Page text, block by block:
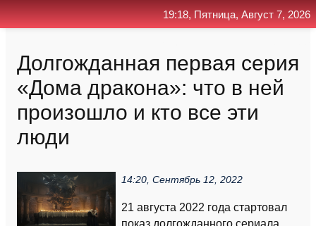
Долгожданная первая серия
«Дома дракона»: что в ней
произошло и кто все эти
люди
14:20, Сентябрь 12, 2022
21 августа 2022 года стартовал
показ долгожданного сериала
19:18, Пятница, Август 7, 2026